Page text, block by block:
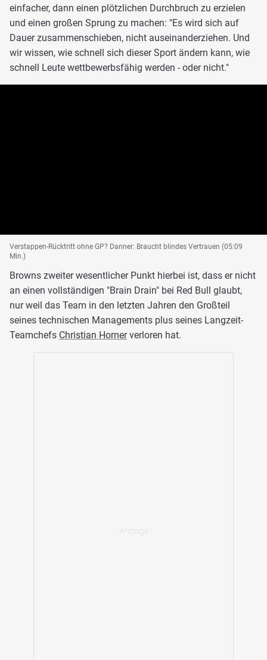
einfacher, dann einen plötzlichen Durchbruch zu erzielen
und einen großen Sprung zu machen: "Es wird sich auf
Dauer zusammenschieben, nicht auseinanderziehen. Und
wir wissen, wie schnell sich dieser Sport ändern kann, wie
schnell Leute wettbewerbsfähig werden - oder nicht."
Verstappen-Rücktritt ohne GP? Danner: Braucht blindes Vertrauen (05:09
Min.)
Browns zweiter wesentlicher Punkt hierbei ist, dass er nicht
an einen vollständigen "Brain Drain" bei Red Bull glaubt,
nur weil das Team in den letzten Jahren den Großteil
seines technischen Managements plus seines Langzeit-
Teamchefs Christian Hornerverloren hat.